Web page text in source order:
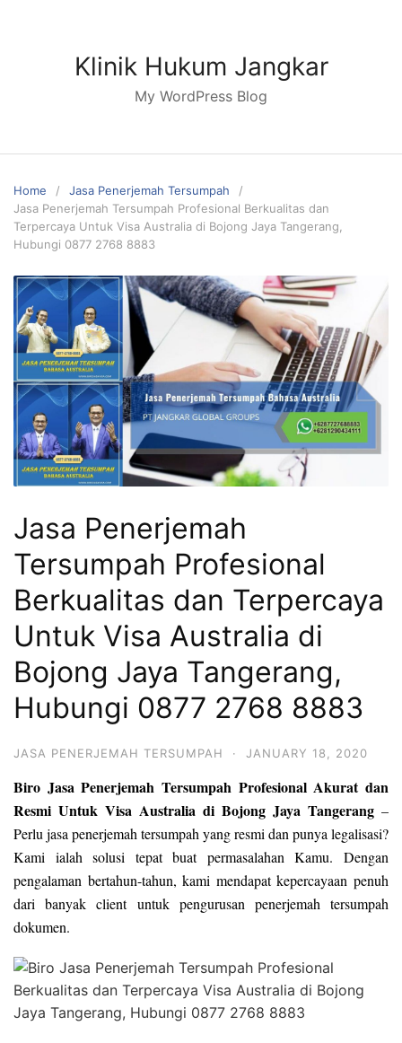
Klinik Hukum Jangkar
My WordPress Blog
Home
Jasa Penerjemah Tersumpah
Jasa Penerjemah Tersumpah Profesional Berkualitas dan
Terpercaya Untuk Visa Australia di Bojong Jaya Tangerang,
Hubungi 0877 2768 8883
Jasa Penerjemah
Tersumpah Profesional
Berkualitas dan Terpercaya
Untuk Visa Australia di
Bojong Jaya Tangerang,
Hubungi 0877 2768 8883
JASA PENERJEMAH TERSUMPAH · JANUARY 18, 2020
Biro Jasa Penerjemah Tersumpah Profesional Akurat dan
Resmi Untuk Visa Australia di Bojong Jaya Tangerang –
Perlu jasa penerjemah tersumpah yang resmi dan punya legalisasi?
Kami ialah solusi tepat buat permasalahan Kamu. Dengan
pengalaman bertahun-tahun, kami mendapat kepercayaan penuh
dari banyak client untuk pengurusan penerjemah tersumpah
dokumen.